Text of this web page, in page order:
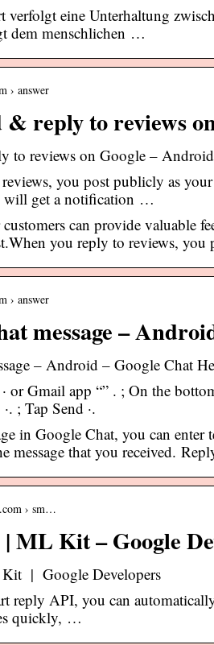
eine Unterhaltung
dem menschlichen …
› answer
& reply to reviews
to reviews on Google –
you post publicly as
will get a notification …
can provide valuable
you reply to reviews, you
› answer
message –
– Android – Google Chat
or Gmail app “” . ; On the
; Tap Send ·.
in Google Chat, you can
message that you received.
› sm…
ML Kit – Google
| Google Developers
reply API, you can
quickly, …